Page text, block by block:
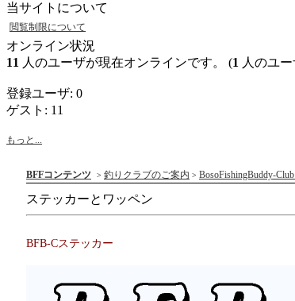
当サイトについて
閲覧制限について
オンライン状況
11 人のユーザが現在オンラインです。 (1 人のユ
登録ユーザ: 0
ゲスト: 11
もっと...
BFFコンテンツ > 釣りクラブのご案内 > BosoFishingBuddy-
ステッカーとワッペン
BFB-Cステッカー